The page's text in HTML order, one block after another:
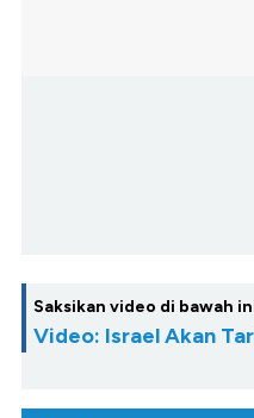
Saksikan video di bawah
Video: Israel Akan